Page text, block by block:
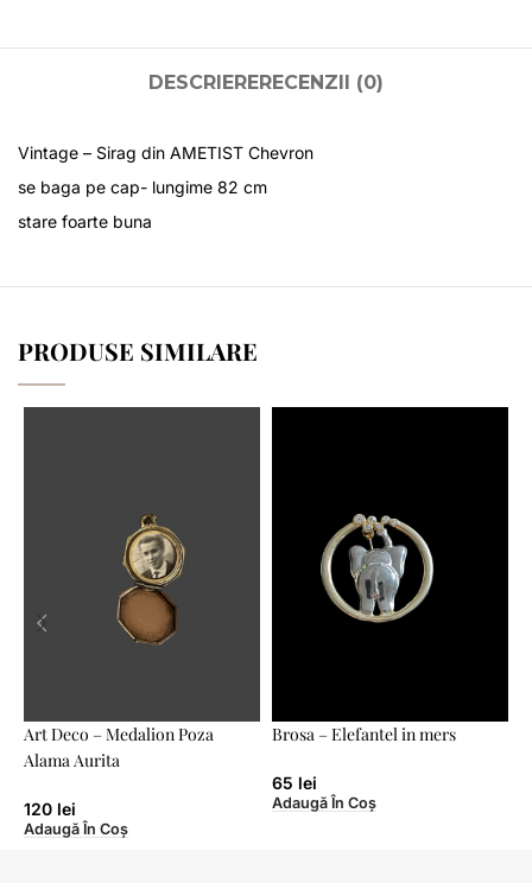
DESCRIERERECENZII (0)
Vintage – Sirag din AMETIST Chevron
se baga pe cap- lungime 82 cm
stare foarte buna
PRODUSE SIMILARE
Art Deco – Medalion Poza
Alama Aurita
120 lei
Adaugă În Coș
Brosa – Elefantel in mers
65 lei
Adaugă În Coș